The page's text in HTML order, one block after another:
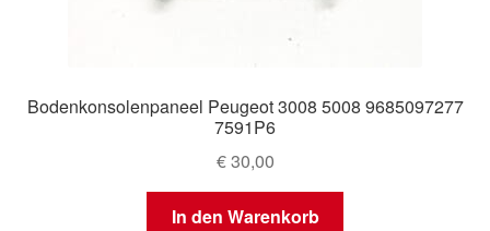
Bodenkonsolenpaneel Peugeot 3008 5008 9685097277
7591P6
€30,00
In den Warenkorb